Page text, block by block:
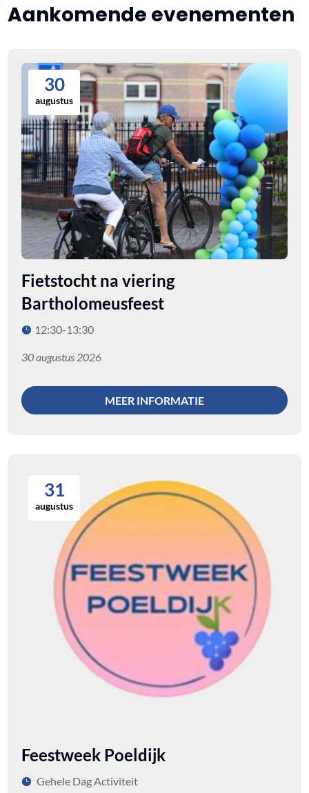
Aankomende evenementen
30
augustus
Fietstocht na viering
Bartholomeusfeest
12:30-13:30
30 augustus 2026
MEER INFORMATIE
31
augustus
Feestweek Poeldijk
Gehele Dag Activiteit